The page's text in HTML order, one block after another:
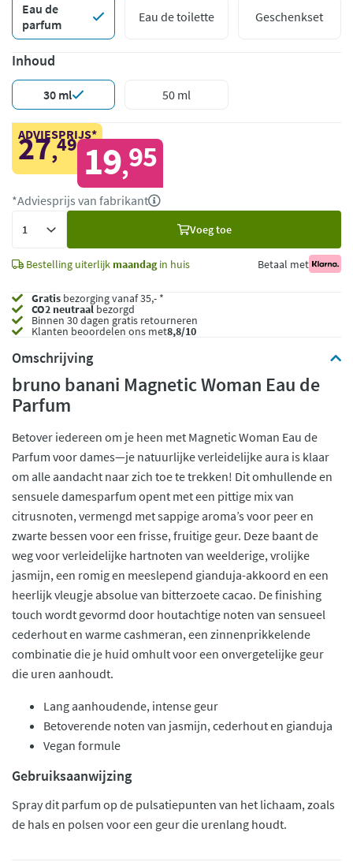
Eau de
parfum
Eau de toilette Geschenkset
Inhoud
30 ml 50 ml
ADVIESPRIJS*
27,49 19,95
*Adviesprijs van fabrikant
Voeg toe
Bestelling uiterlijk maandagin huis Betaal met
Gratis bezorging vanaf 35,- *
CO2 neutraalbezorgd
Binnen 30 dagen gratis retourneren
Klanten beoordelen ons met8,8/10
Omschrijving
bruno banani Magnetic Woman Eau de
Parfum
Betover iedereen om je heen met Magnetic Woman Eau de
Parfum voor dames—je natuurlijke verleidelijke aura is klaar
om alle aandacht naar zich toe te trekken! Dit omhullende en
sensuele damesparfum opent met een pittige mix van
citrusnoten, vermengd met sappige aroma’s voor peer en
zwarte bessen voor een frisse, fruitige geur. Deze baant de
weg voor verleidelijke hartnoten van weelderige, vrolijke
jasmijn, een romig en meeslepend gianduja-akkoord en een
heerlijk vleugje absolue van bitterzoete cacao. De finishing
touch wordt gevormd door houtachtige noten van sensueel
cederhout en warme cashmeran, een zinnenprikkelende
combinatie die je huid omhult voor een onvergetelijke geur
die uren aanhoudt.
Lang aanhoudende, intense geur
Betoverende noten van jasmijn, cederhout en gianduja
Vegan formule
Gebruiksaanwijzing
Spray dit parfum op de pulsatiepunten van het lichaam, zoals
de hals en polsen voor een geur die urenlang houdt.